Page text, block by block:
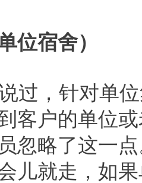
位宿舍）
过，针对单
客户的单位
忽略了这一
儿就走，如